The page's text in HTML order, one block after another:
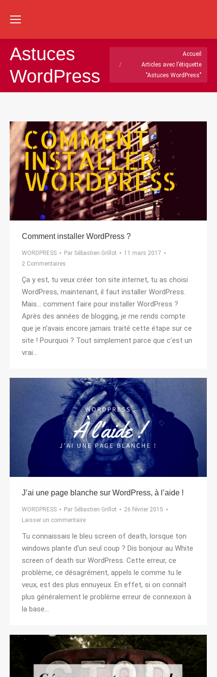
:
Astuces
WordPress
Accueil
Articles avec l’étiquette
"Astuces WordPress"
Comment installer WordPress ?
WORDPRESS Par Sébastien Grillot
11 mars 2017
2 Commentaires
Ça y est, tu veux créer ton site internet, tu as choisi
WordPress, maintenant, il faut installer WordPress.
Mais… comment faire pour installer WordPress ?
Après des années de blogging, je me rends compte
que je n’avais encore jamais traité cette étape sur ce
site ! Pourquoi ? Tout simplement parce que c’est un
vrai…
J’ai une page blanche sur WordPress, à l’aide !
WORDPRESS Par Sébastien Grillot
26 février 2015
Laisser un commentaire
Tu connaissais le bleu screen of death, lorsque ton
windows plante d’un seul coup ? Dis bonjour au White
screen of death sur WordPress. Cette erreur, ce
problème, ce désagrément, appels le comme tu le
veux, est des plus ennuyeux. En effet, si on connaît
plus généralement le problème erreur de connexion à
la base…